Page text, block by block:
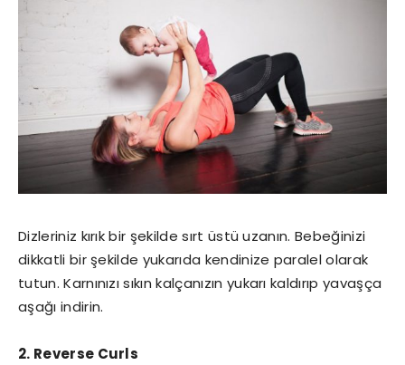
Dizleriniz kırık bir şekilde sırt üstü uzanın. Bebeğinizi
dikkatli bir şekilde yukarıda kendinize paralel olarak
tutun. Karnınızı sıkın kalçanızın yukarı kaldırıp yavaşça
aşağı indirin.
2. Reverse Curls